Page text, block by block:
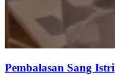
Pembalasan Sang Istri